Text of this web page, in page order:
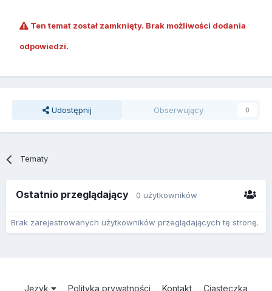
Ten temat został zamknięty. Brak możliwości dodania
odpowiedzi.
Udostępnij Obserwujący 0
Tematy
Ostatnio przeglądający 0 użytkowników
Brak zarejestrowanych użytkowników przeglądających tę stronę.
Język Polityka prywatności Kontakt Ciasteczka